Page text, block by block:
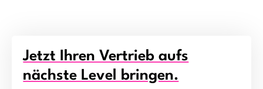
Jetzt Ihren Vertrieb aufs
nächste Level bringen.